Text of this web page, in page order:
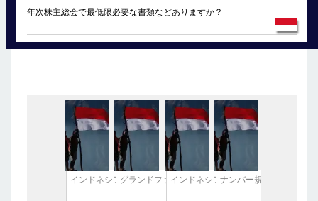
年次株主総会で最低限必要な書類などありますか？
インドネシアのハラール認証法について
グランドファーザー条項について
インドネシア 定款変更について（２
ナンバー規制って？？